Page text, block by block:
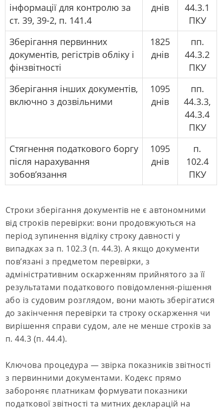
інформації для контролю за
ст. 39, 39-2, п. 141.4
днів
44.3.1
ПКУ
Зберігання первинних
документів, регістрів обліку і
фінзвітності
1825
днів
пп.
44.3.2
ПКУ
Зберігання інших документів,
включно з дозвільними
1095
днів
пп.
44.3.3,
44.3.4
ПКУ
Стягнення податкового боргу
після нарахування
зобов’язання
1095
днів
п.
102.4
ПКУ
Строки зберігання документів не є автономними
від строків перевірки: вони продовжуються на
період зупинення відліку строку давності у
випадках за п. 102.3 (п. 44.3). А якщо документи
пов’язані з предметом перевірки, з
адміністративним оскарженням прийнятого за її
результатами податкового повідомлення-рішення
або із судовим розглядом, вони мають зберігатися
до закінчення перевірки та строку оскарження чи
вирішення справи судом, але не менше строків за
п. 44.3 (п. 44.4).
Ключова процедура — звірка показників звітності
з первинними документами. Кодекс прямо
забороняє платникам формувати показники
податкової звітності та митних декларацій на